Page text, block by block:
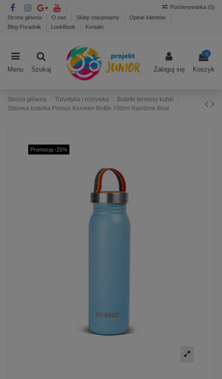
Strona główna O nas Sklep stacjonarny
Opinie klientów
Blog-Poradnik
LookBook Kontakt
Porównywarka (0)
Menu Szukaj Zaloguj się
0
Koszyk
Strona główna Turystyka i rozrywka
Butelki termosy kubki
Stalowa butelka Primus Klunken Bottle 700ml Rainbow Blue
Promocja -25%